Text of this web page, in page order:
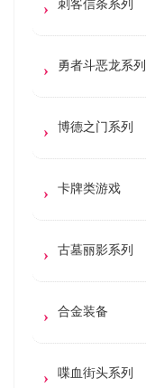
勇者斗恶龙系列
博德之门系列
卡牌类游戏
古墓丽影系列
合金装备
喋血街头系列